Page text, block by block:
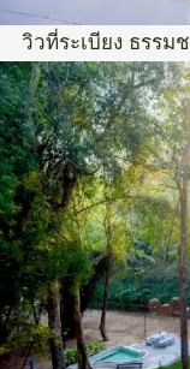
วิวที่ระเบียง ธรรม